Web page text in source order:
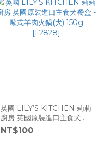
英國 LILY’S KITCHEN 莉莉
廚房 英國原裝進口主食犬餐
盒 - 歐式羊肉火鍋(犬) 150g
[F2828]
NT$100